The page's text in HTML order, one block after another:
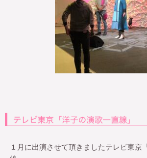
１月に出演させて頂きましたテレビ東京